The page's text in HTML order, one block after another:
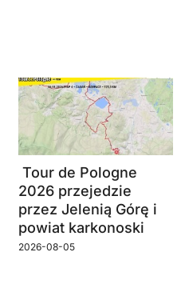
Tour de Pologne
2026 przejedzie
przez Jelenią Górę i
powiat karkonoski
2026-08-05